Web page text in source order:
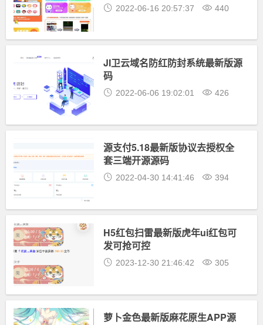
2022-06-16 20:57:37 440
JI卫云域名防红防封系统最新版源
码
2022-06-06 19:02:01 426
源支付5.18最新版协议去授权全
套三端开源源码
2022-04-30 14:41:46 394
H5红包扫雷最新版虎年ui红包可
发可抢可控
2023-12-30 21:46:42 305
萝卜金色最新版麻花原生APP源